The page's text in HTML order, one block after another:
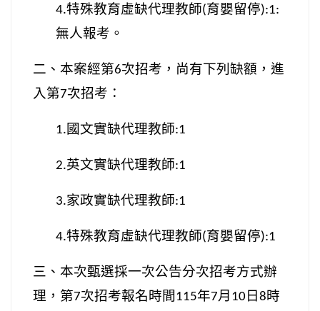
4.特殊教育虛缺代理教師(育嬰留停):1:
無人報考。
二、本案經第6次招考，尚有下列缺額，進
入第7次招考：
1.國文實缺代理教師:1
2.英文實缺代理教師:1
3.家政實缺代理教師:1
4.特殊教育虛缺代理教師(育嬰留停):1
三、本次甄選採一次公告分次招考方式辦
理，第7次招考報名時間 115年7月 10日8時